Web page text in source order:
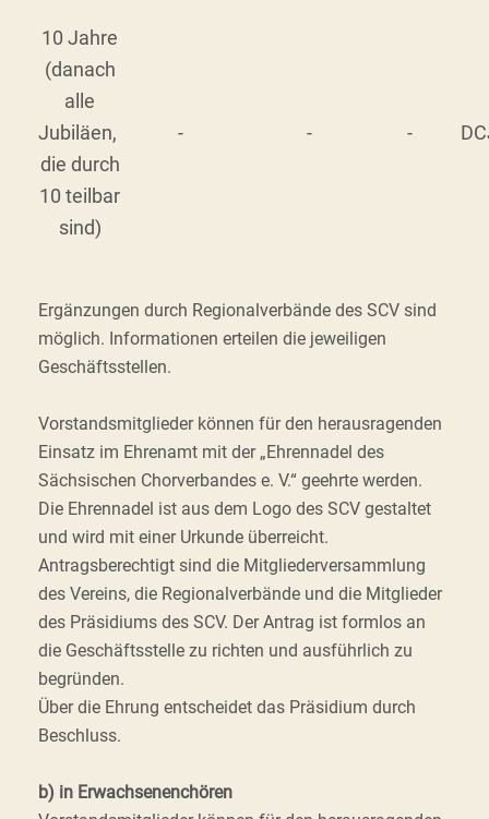
10 Jahre
(danach
alle
Jubiläen,
die durch
10 teilbar
sind)
- - -
Ergänzungen durch Regionalverbände des SCV sind
möglich. Informationen erteilen die jeweiligen
Geschäftsstellen.
Vorstandsmitglieder können für den herausragenden
Einsatz im Ehrenamt mit der „Ehrennadel des
Sächsischen Chorverbandes e. V.“ geehrte werden.
Die Ehrennadel ist aus dem Logo des SCV gestaltet
und wird mit einer Urkunde überreicht.
Antragsberechtigt sind die Mitgliederversammlung
des Vereins, die Regionalverbände und die Mitglieder
des Präsidiums des SCV. Der Antrag ist formlos an
die Geschäftsstelle zu richten und ausführlich zu
begründen.
Über die Ehrung entscheidet das Präsidium durch
Beschluss.
b) in Erwachsenenchören